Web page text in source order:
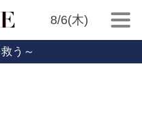
8/6(木)
う～